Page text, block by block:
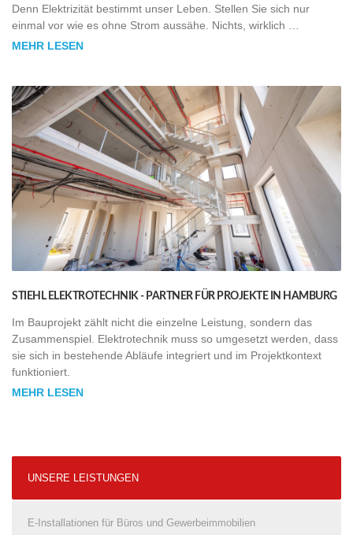
Denn Elektrizität bestimmt unser Leben. Stellen Sie sich nur
einmal vor wie es ohne Strom aussähe. Nichts, wirklich …
MEHR LESEN
STIEHL ELEKTROTECHNIK - PARTNER FÜR PROJEKTE IN HAMBURG
Im Bauprojekt zählt nicht die einzelne Leistung, sondern das
Zusammenspiel. Elektrotechnik muss so umgesetzt werden, dass
sie sich in bestehende Abläufe integriert und im Projektkontext
funktioniert.
MEHR LESEN
UNSERE LEISTUNGEN
E-Installationen für Büros und Gewerbeimmobilien